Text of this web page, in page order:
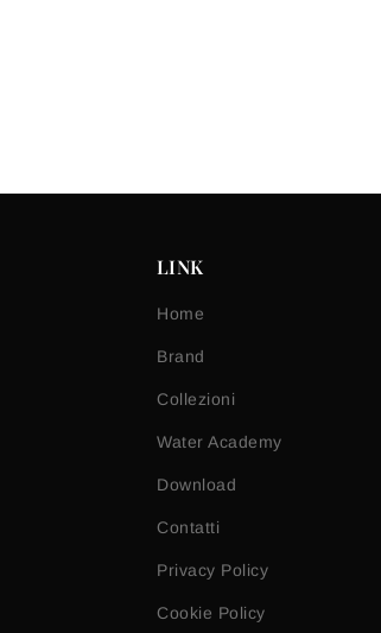
LINK
Home
Brand
Collezioni
Water Academy
Download
Contatti
Privacy Policy
Cookie Policy